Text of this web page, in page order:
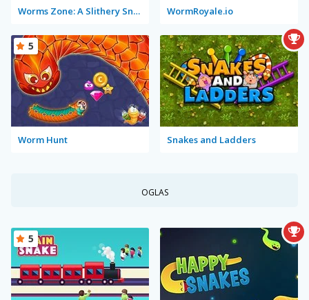
Worms Zone: A Slithery Snake WormRoyale.io
Worm Hunt
5
Snakes and Ladders
OGLAS
5